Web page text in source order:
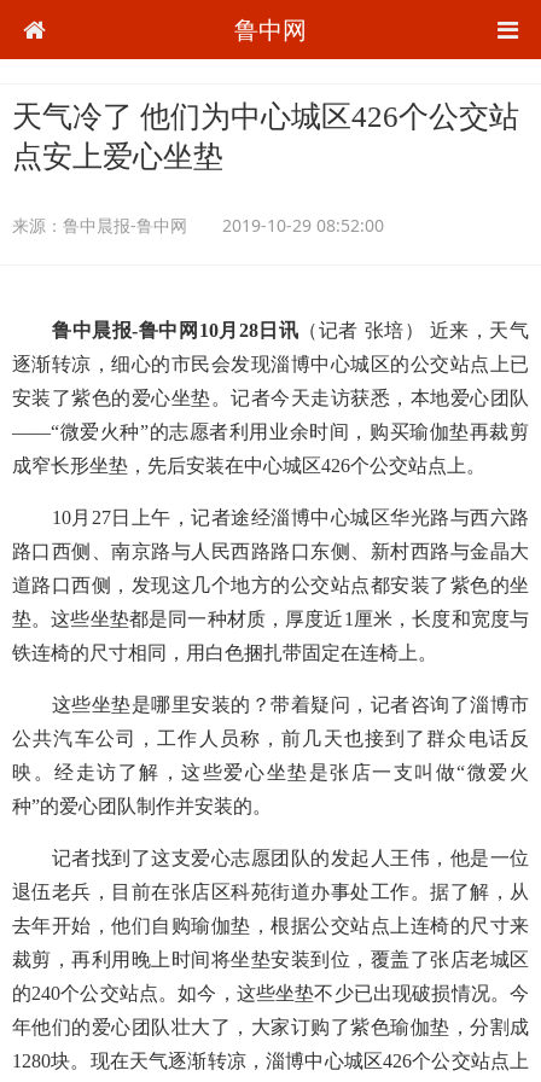
鲁中网
天气冷了 他们为中心城区426个公交站
点安上爱心坐垫
来源： 鲁中晨报-鲁中网 2019-10-29 08:52:00
鲁中晨报-鲁中网10月28日讯 （记者 张培） 近来，天气
逐渐转凉，细心的市民会发现淄博中心城区的公交站点上已
安装了紫色的爱心坐垫。记者今天走访获悉，本地爱心团队
——“微爱火种”的志愿者利用业余时间，购买瑜伽垫再裁剪
成窄长形坐垫，先后安装在中心城区426个公交站点上。
10月27日上午，记者途经淄博中心城区华光路与西六路
路口西侧、南京路与人民西路路口东侧、新村西路与金晶大
道路口西侧，发现这几个地方的公交站点都安装了紫色的坐
垫。这些坐垫都是同一种材质，厚度近1厘米，长度和宽度与
铁连椅的尺寸相同，用白色捆扎带固定在连椅上。
这些坐垫是哪里安装的？带着疑问，记者咨询了淄博市
公共汽车公司，工作人员称，前几天也接到了群众电话反
映。经走访了解，这些爱心坐垫是张店一支叫做“微爱火
种”的爱心团队制作并安装的。
记者找到了这支爱心志愿团队的发起人王伟，他是一位
退伍老兵，目前在张店区科苑街道办事处工作。据了解，从
去年开始，他们自购瑜伽垫，根据公交站点上连椅的尺寸来
裁剪，再利用晚上时间将坐垫安装到位，覆盖了张店老城区
的240个公交站点。如今，这些坐垫不少已出现破损情况。今
年他们的爱心团队壮大了，大家订购了紫色瑜伽垫，分割成
1280块。现在天气逐渐转凉，淄博中心城区426个公交站点上